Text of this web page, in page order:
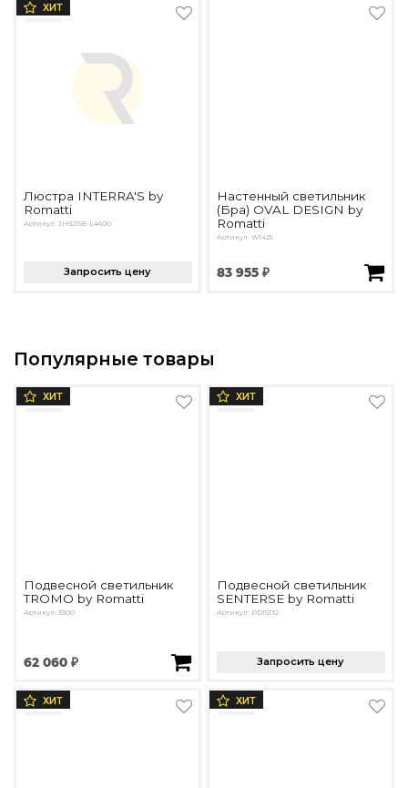
ХИТ
Люстра INTERRA'S by
Romatti
Артикул: JH52158-L4600
Запросить цену
Настенный светильник
(Бра) OVAL DESIGN by
Romatti
Артикул: W1426
83 955 ₽
Популярные товары
ХИТ
Подвесной светильник
TROMO by Romatti
Артикул: 3300
62 060 ₽
ХИТ
Подвесной светильник
SENTERSE by Romatti
Артикул: PD15132
Запросить цену
ХИТ ХИТ